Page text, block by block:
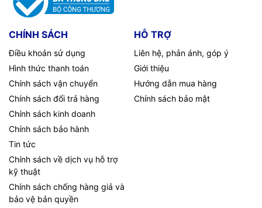
CHÍNH SÁCH
Điều khoản sử dụng
Hình thức thanh toán
Chính sách vận chuyển
Chính sách đổi trả hàng
Chính sách kinh doanh
Chính sách bảo hành
Tin tức
Chính sách về dịch vụ hỗ trợ
kỹ thuật
Chính sách chống hàng giả và
bảo vệ bản quyền
HỖ TRỢ
Liên hệ, phản ánh, góp ý
Giới thiệu
Hướng dẫn mua hàng
Chính sách bảo mật